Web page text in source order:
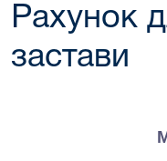
Рахунок
застави